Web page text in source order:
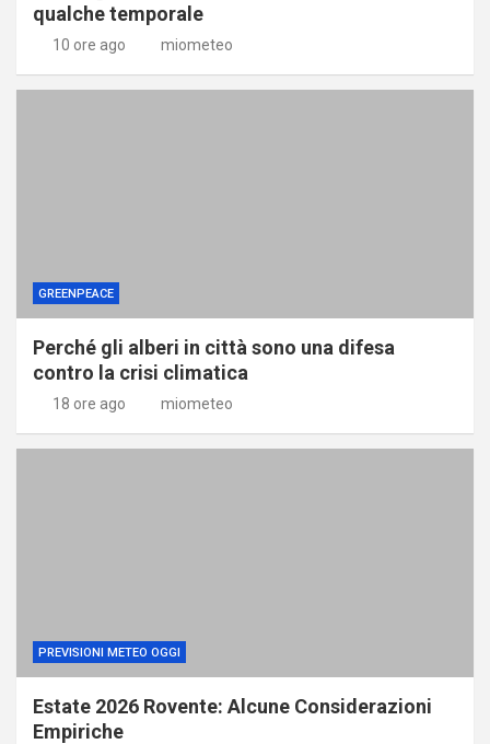
qualche temporale
10 ore ago miometeo
GREENPEACE
Perché gli alberi in città sono una difesa
contro la crisi climatica
18 ore ago miometeo
PREVISIONI METEO OGGI
Estate 2026 Rovente: Alcune Considerazioni
Empiriche